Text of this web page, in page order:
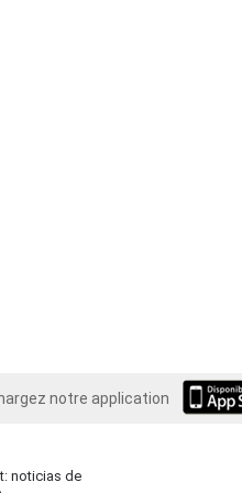
notre application
Android
noticias de